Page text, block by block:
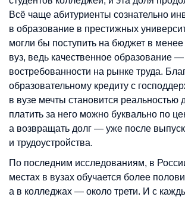
Всё чаще абитуриенты сознательно
в образование в престижных
могли бы поступить на бюджет в
вуз, ведь качественное образование —
востребованности на рынке труда.
образовательному кредиту с
в вузе мечты становится реальностью
платить за него можно буквально по
а возвращать долг — уже после
и трудоустройства.
По последним исследованиям, в
местах в вузах обучается более
а в колледжах — около трети. И с